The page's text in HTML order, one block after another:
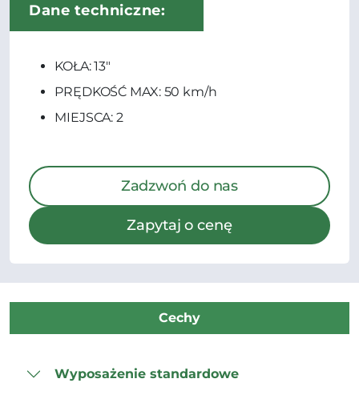
Dane techniczne:
KOŁA: 13"
PRĘDKOŚĆ MAX: 50 km/h
MIEJSCA: 2
Zadzwoń do nas
Zapytaj o cenę
Cechy
Wyposażenie standardowe